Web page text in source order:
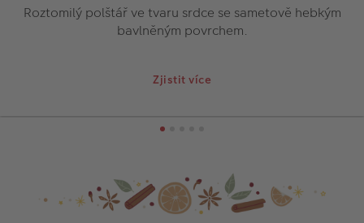
Roztomilý polštář ve tvaru srdce se sametově hebkým
bavlněným povrchem.
Zjistit více